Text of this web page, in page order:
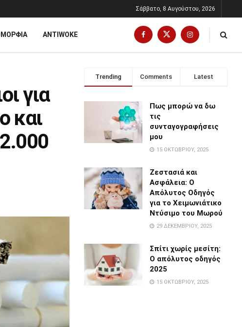
Σάββατο, 8 Αυγούστου, 2026
ANTIWOKE
για
και
Trending Comments Latest
Πως μπορώ να δω
τις
συνταγογραφήσεις
μου
15 ΟΚΤΩΒΡΊΟΥ, 2025
Ζεστασιά και
Ασφάλεια: Ο
Απόλυτος Οδηγός
για το Χειμωνιάτικο
Ντύσιμο του Μωρού
29 ΔΕΚΕΜΒΡΊΟΥ, 2025
Σπίτι χωρίς μεσίτη:
Ο απόλυτος οδηγός
2025
15 ΟΚΤΩΒΡΊΟΥ, 2025